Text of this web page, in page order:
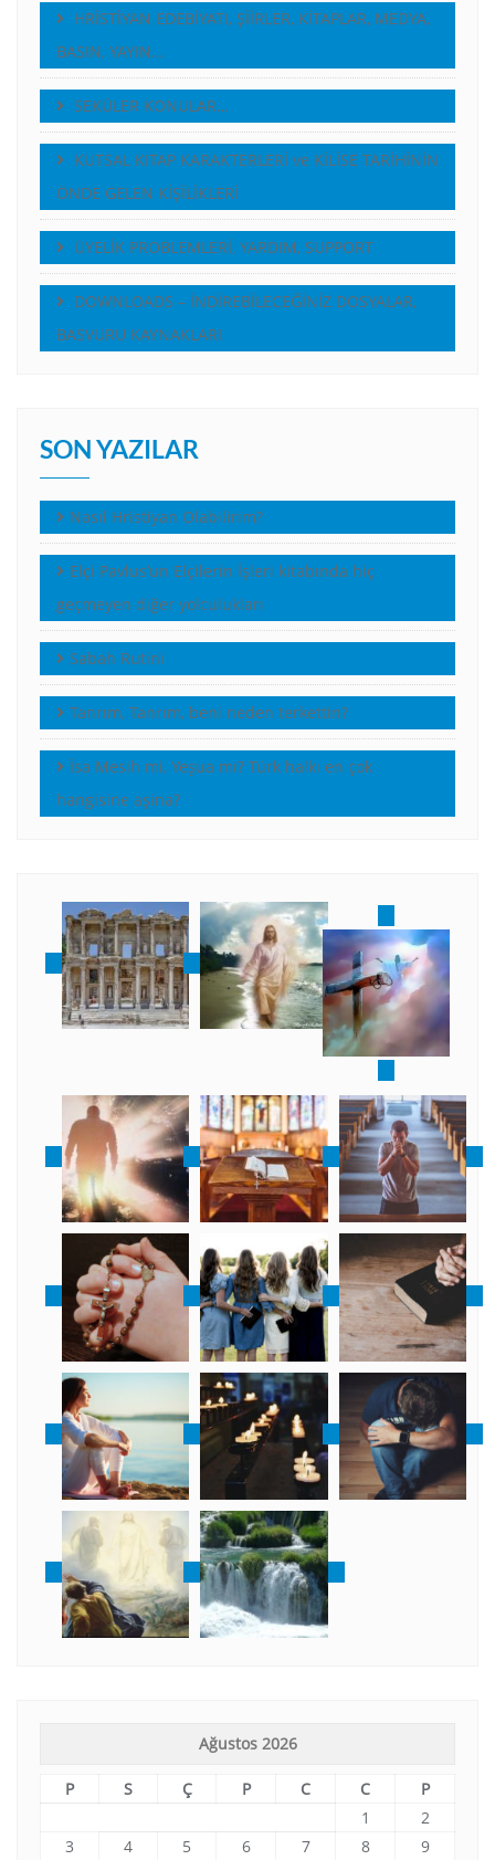
HRİSTİYAN EDEBİYATI, ŞİİRLER, KİTAPLAR, MEDYA,
BASIN, YAYIN…
SEKÜLER KONULAR…
KUTSAL KITAP KARAKTERLERİ ve KİLİSE TARİHİNİN
ÖNDE GELEN KİŞİLİKLERİ
ÜYELİK PROBLEMLERİ, YARDIM, SUPPORT
DOWNLOADS – İNDİREBİLECEĞİNİZ DOSYALAR,
BASVURU KAYNAKLARI
SON YAZILAR
Nasıl Hristiyan Olabilirim?
Elçi Pavlus’un Elçilerin İşleri kitabında hiç
geçmeyen diğer yolculukları
Sabah Rutini
Tanrım, Tanrım, beni neden terkettin?
İsa Mesih mi, Yeşua mı? Türk halkı en çok
hangisine aşina?
Ağustos 2026
P S Ç P C C
P
1
2
3
4 5 6 7 8 9